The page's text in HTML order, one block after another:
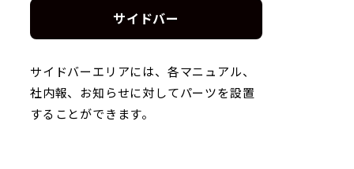
サイドバー
サイドバーエリアには、各マニュアル、
社内報、お知らせに対してパーツを設置
することができます。